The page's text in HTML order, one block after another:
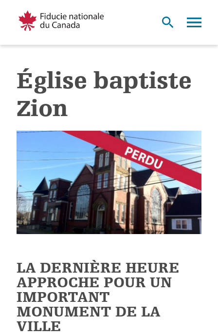
Église baptiste
Zion
LA DERNIÈRE HEURE
APPROCHE POUR UN
IMPORTANT
MONUMENT DE LA
VILLE